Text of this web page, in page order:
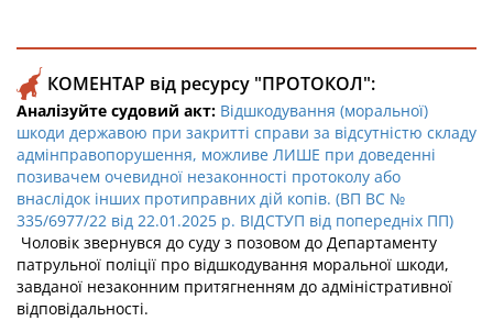
КОМЕНТАР від ресурсу "ПРОТОКОЛ":
Аналізуйте судовий акт: Відшкодування (моральної)
шкоди державою при закритті справи за відсутністю складу
адмінправопорушення, можливе ЛИШЕ при доведенні
позивачем очевидної незаконності протоколу або
внаслідок інших протиправних дій копів. (ВП ВС №
335/6977/22 від 22.01.2025 р. ВІДСТУП від попередніх ПП)
Чоловік звернувся до суду з позовом до Департаменту
патрульної поліції про відшкодування моральної шкоди,
завданої незаконним притягненням до адміністративної
відповідальності.